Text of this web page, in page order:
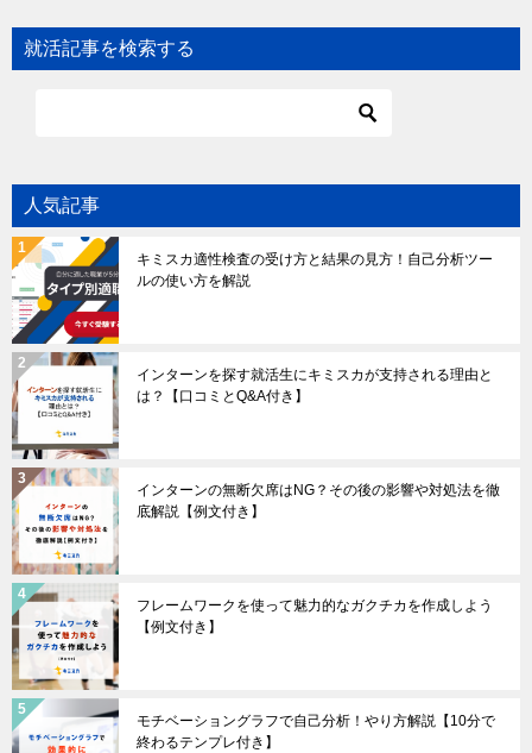
就活記事を検索する
人気記事
キミスカ適性検査の受け方と結果の見方！自己分析ツー
ルの使い方を解説
インターンを探す就活生にキミスカが支持される理由と
は？【口コミとQ&A付き】
インターンの無断欠席はNG？その後の影響や対処法を徹
底解説【例文付き】
フレームワークを使って魅力的なガクチカを作成しよう
【例文付き】
モチベーショングラフで自己分析！やり方解説【10分で
終わるテンプレ付き】